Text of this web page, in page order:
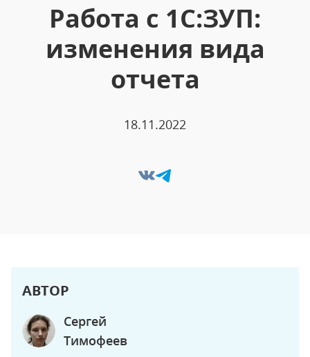
Работа с 1С:ЗУП:
изменения вида
отчета
18.11.2022
АВТОР
Сергей
Тимофеев